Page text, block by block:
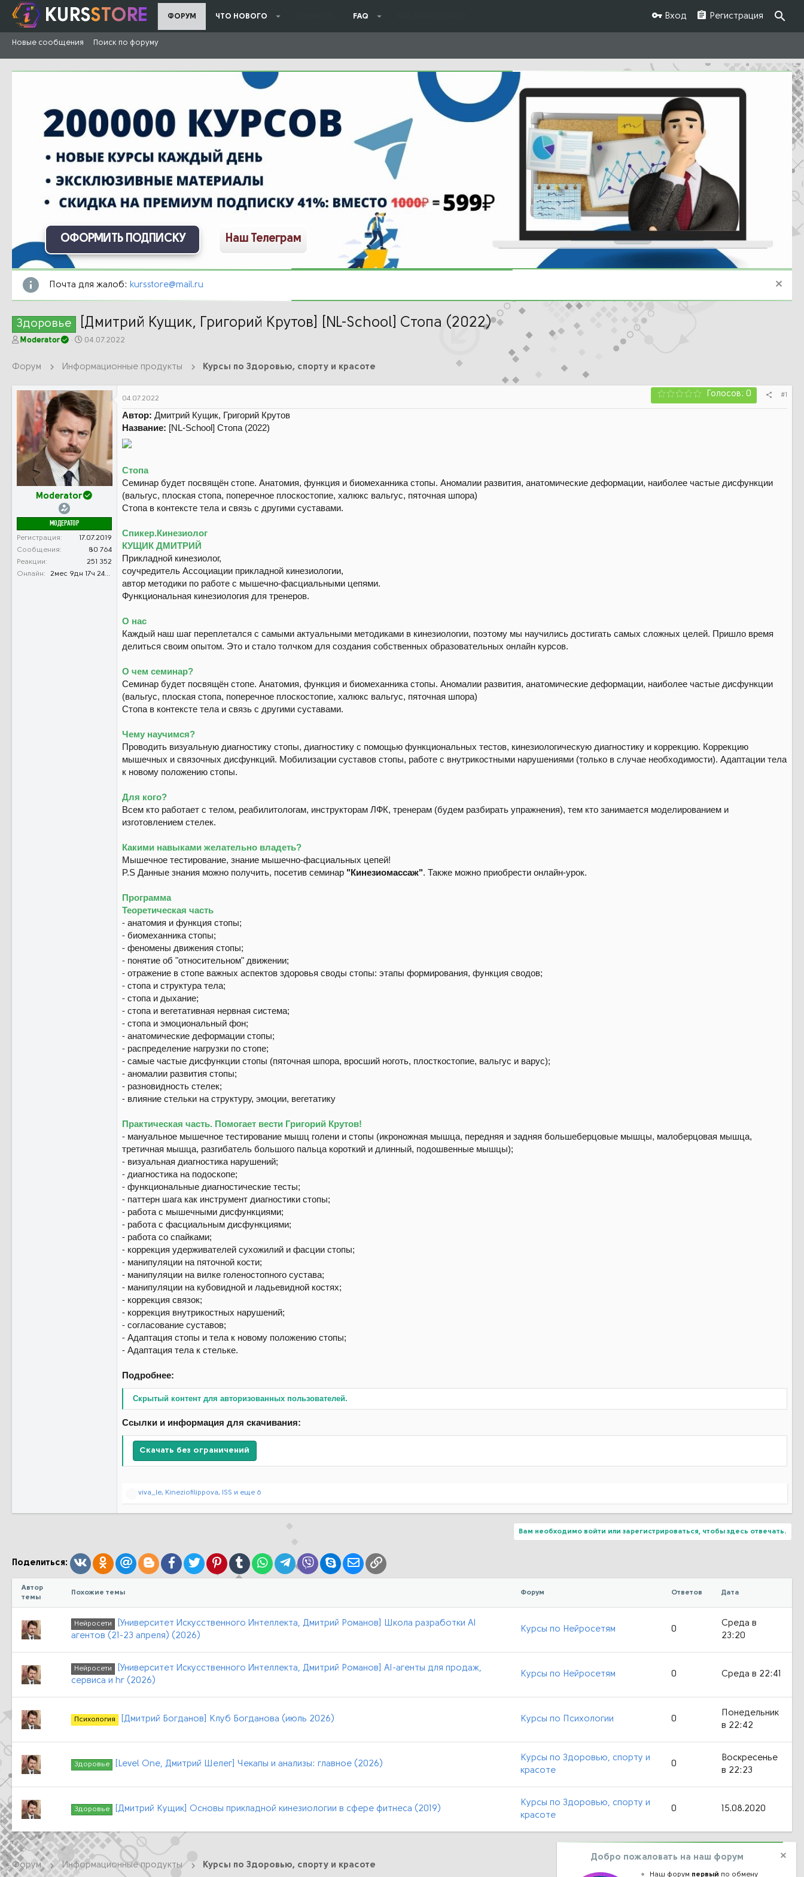
KURSSTORE ФОРУМ ЧТО НОВОГО FAQ Вход Регистрация
Новые сообщения Поиск по форуму
ОФОРМИТЬ ПОДПИСКУ Наш Телеграм
Почта для жалоб: kursstore@mail.ru
Здоровье [Дмитрий Кущик, Григорий Крутов] [NL-School] Cтопа (2022)
А
о
Moderator
Д
а
а
ч
а
а
04.07.2022
Форум Информационные продукты Курсы по Здоровью, спорту и красоте
Moderator
МОДЕРАТОР
Регистрация
17.07.2019
Сообщения
80 764
Реакции
251 352
Онлайн
2мес 9дн 17ч 24м 35с
04.07.2022 Голосов: 0 #1
Автор: Дмитрий Кущик, Григорий Крутов
Название: [NL-School] Cтопа (2022)
Cтопа
Семинар будет посвящён стопе. Анатомия, функция и биомеханника стопы. Аномалии развития, анатомические деформации, наиболее частые дисфункции
(вальгус, плоская стопа, поперечное плоскостопие, халюкс вальгус, пяточная шпора)
Стопа в контексте тела и связь с другими суставами.
Спикер.Кинезиолог
КУЩИК ДМИТРИЙ
Прикладной кинезиолог,
соучредитель Ассоциации прикладной кинезиологии,
автор методики по работе с мышечно-фасциальными цепями.
Функциональная кинезиология для тренеров.
О нас
Каждый наш шаг переплетался с самыми актуальными методиками в кинезиологии, поэтому мы научились достигать самых сложных целей. Пришло время
делиться своим опытом. Это и стало толчком для создания собственных образовательных онлайн курсов.
О чем семинар?
Семинар будет посвящён стопе. Анатомия, функция и биомеханника стопы. Аномалии развития, анатомические деформации, наиболее частые дисфункции
(вальгус, плоская стопа, поперечное плоскостопие, халюкс вальгус, пяточная шпора)
Стопа в контексте тела и связь с другими суставами.
Чему научимся?
Проводить визуальную диагностику стопы, диагностику с помощью функциональных тестов, кинезиологическую диагностику и коррекцию. Коррекцию
мышечных и связочных дисфункций. Мобилизации суставов стопы, работе с внутрикостными нарушениями (только в случае необходимости). Адаптации тела
к новому положению стопы.
Для кого?
Всем кто работает с телом, реабилитологам, инструкторам ЛФК, тренерам (будем разбирать упражнения), тем кто занимается моделированием и
изготовлением стелек.
Какими навыками желательно владеть?
Мышечное тестирование, знание мышечно-фасциальных цепей!
P.S Данные знания можно получить, посетив семинар "Кинезиомассаж". Также можно приобрести онлайн-урок.
Программа
Теоретическая часть
⁃ анатомия и функция стопы;
⁃ биомеханника стопы;
⁃ феномены движения стопы;
⁃ понятие об "относительном" движении;
⁃ отражение в стопе важных аспектов здоровья своды стопы: этапы формирования, функция сводов;
⁃ стопа и структура тела;
⁃ стопа и дыхание;
⁃ стопа и вегетативная нервная система;
⁃ стопа и эмоциональный фон;
⁃ анатомические деформации стопы;
⁃ распределение нагрузки по стопе;
⁃ самые частые дисфункции стопы (пяточная шпора, вросший ноготь, плосткостопие, вальгус и варус);
⁃ аномалии развития стопы;
⁃ разновидность стелек;
⁃ влияние стельки на структуру, эмоции, вегетатику
Практическая часть. Помогает вести Григорий Крутов!
⁃ мануальное мышечное тестирование мышц голени и стопы (икроножная мышца, передняя и задняя большеберцовые мышцы, малоберцовая мышца,
третичная мышца, разгибатель большого пальца короткий и длинный, подошвенные мышцы);
⁃ визуальная диагностика нарушений;
⁃ диагностика на подоскопе;
⁃ функциональные диагностические тесты;
⁃ паттерн шага как инструмент диагностики стопы;
⁃ работа с мышечными дисфункциями;
⁃ работа с фасциальным дисфункциями;
⁃ работа со спайками;
⁃ коррекция удерживателей сухожилий и фасции стопы;
⁃ манипуляции на пяточной кости;
⁃ манипуляции на вилке голеностопного сустава;
⁃ манипуляции на кубовидной и ладьевидной костях;
⁃ коррекция связок;
⁃ коррекция внутрикостных нарушений;
⁃ согласование суставов;
⁃ Адаптация стопы и тела к новому положению стопы;
⁃ Адаптация тела к стельке.
Подробнее:
Скрытый контент для авторизованных пользователей.
Ссылки и информация для скачивания:
Скачать без ограничений
Р
:
viva_le, Kineziofilippova, ISS и еще 6
Вам необходимо войти или зарегистрироваться, чтобы здесь отвечать.
Поделиться: ВконтактеОдноклассники
Mail.ruBloggerFacebook
TwitterPinterestTumblrWhatsAppTelegram
Viber SkypeЭлектронная почта
Ссылка
Автор
темы
Похожие темы Форум Ответов Дата
Нейросети
[Университет Искусственного Интеллекта, Дмитрий Романов] Школа разработки AI
агентов (21-23 апреля) (2026)
Курсы по Нейросетям 0
Среда в
23:20
Нейросети
[Университет Искусственного Интеллекта, Дмитрий Романов] AI-агенты для продаж,
сервиса и hr (2026)
Курсы по Нейросетям 0 Среда в 22:41
Психология [Дмитрий Богданов] Клуб Богданова (июль 2026) Курсы по Психологии 0
Понедельник
в 22:42
Здоровье [Level One, Дмитрий Шелег] Чекапы и анализы: главное (2026)
Курсы по Здоровью, спорту и
красоте
0
Воскресенье
в 22:23
Здоровье [Дмитрий Кущик] Основы прикладной кинезиологии в сфере фитнеса (2019)
Курсы по Здоровью, спорту и
красоте
0 15.08.2020
Форум Информационные продукты Курсы по Здоровью, спорту и красоте
Добро пожаловать на наш форум
Наш форум первый по обмену